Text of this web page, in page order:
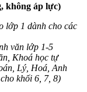
không áp lực)
lớp 1 dành cho các
văn lớp 1-5
Khoá học tự
Lý, Hoá, Anh
khối 6, 7, 8)